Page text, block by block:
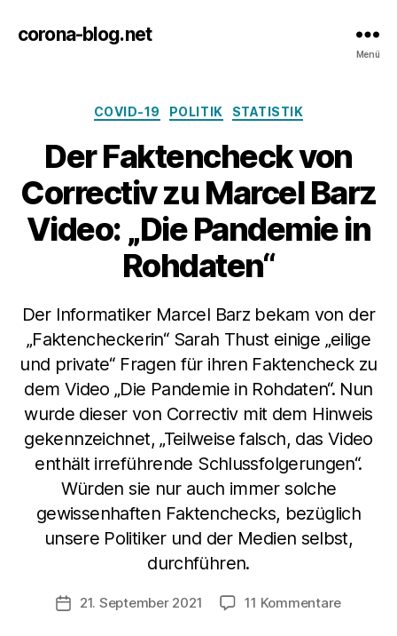
corona-blog.net
Menü
Kategorien
COVID-19 POLITIK STATISTIK
Der Faktencheck von
Correctiv zu Marcel Barz
Video: „Die Pandemie in
Rohdaten“
Der Informatiker Marcel Barz bekam von der
„Faktencheckerin“ Sarah Thust einige „eilige
und private“ Fragen für ihren Faktencheck zu
dem Video „Die Pandemie in Rohdaten“. Nun
wurde dieser von Correctiv mit dem Hinweis
gekennzeichnet, „Teilweise falsch, das Video
enthält irreführende Schlussfolgerungen“.
Würden sie nur auch immer solche
gewissenhaften Faktenchecks, bezüglich
unsere Politiker und der Medien selbst,
durchführen.
Veröffentlichungsdatum
21. September 2021 11 Kommentarezu